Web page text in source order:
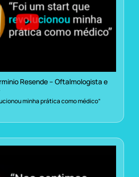
Resende – Oftalmologista e
minha prática como médico”